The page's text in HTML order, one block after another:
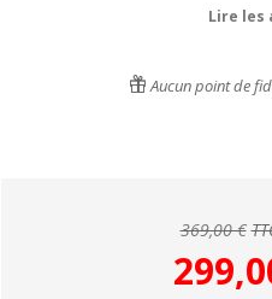
Lire les
Aucun point de
369,00 €